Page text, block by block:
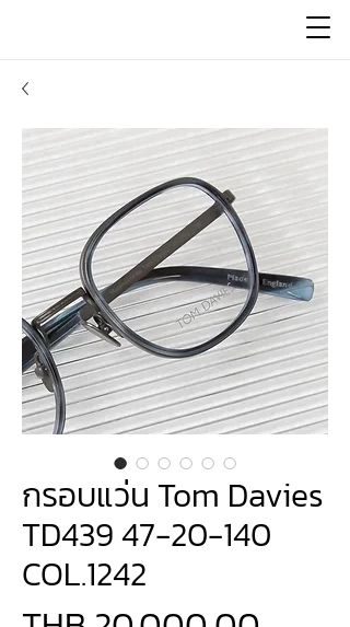
กรอบแว่น Tom Davies
TD439 47-20-140
COL.1242